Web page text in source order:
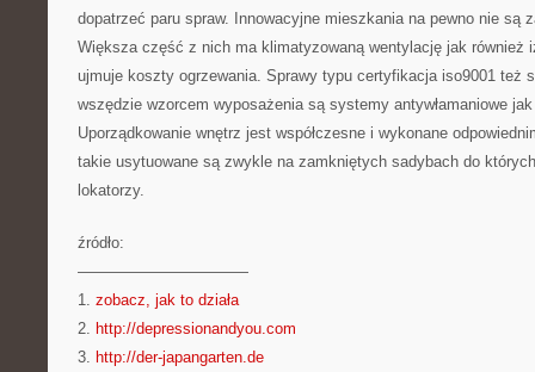
dopatrzeć paru spraw. Innowacyjne mieszkania na pewno nie są
Większa część z nich ma klimatyzowaną wentylację jak również
ujmuje koszty ogrzewania. Sprawy typu certyfikacja iso9001 też
wszędzie wzorcem wyposażenia są systemy antywłamaniowe
Uporządkowanie wnętrz jest współczesne i wykonane
takie usytuowane są zwykle na zamkniętych sadybach do
lokatorzy.
źródło:
———————————
1. zobacz, jak to działa
2. http://depressionandyou.com
3. http://der-japangarten.de